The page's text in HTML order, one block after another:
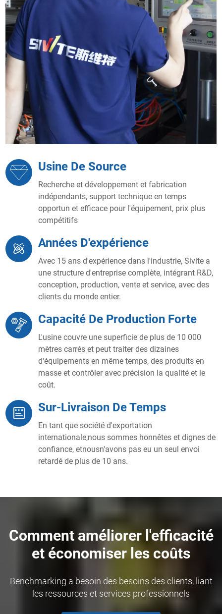
Usine De Source
Recherche et développement et fabrication
indépendants, support technique en temps
opportun et efficace pour l'équipement, prix plus
compétitifs
Années D'expérience
Avec 15 ans d'expérience dans l'industrie, Sivite a
une structure d'entreprise complète, intégrant R&D,
conception, production, vente et service, avec des
clients du monde entier.
Capacité De Production Forte
L'usine couvre une superficie de plus de 10 000
mètres carrés et peut traiter des dizaines
d'équipements en même temps, des produits en
masse et contrôler avec précision la qualité et le
coût.
Sur-Livraison De Temps
En tant que société d'exportation
internationale,nous sommes honnêtes et dignes de
confiance, etnousn'avons pas eu un seul envoi
retardé de plus de 10 ans.
Comment améliorer l'efficacité
et économiser les coûts
Benchmarking a besoin des besoins des clients, liant
les ressources et services professionnels